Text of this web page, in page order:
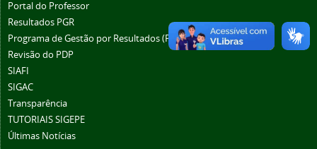
Portal do Professor
Resultados PGR
Programa de Gestão por Resultados (PGR)
Revisão do PDP
SIAFI
SIGAC
Transparência
TUTORIAIS SIGEPE
Últimas Notícias